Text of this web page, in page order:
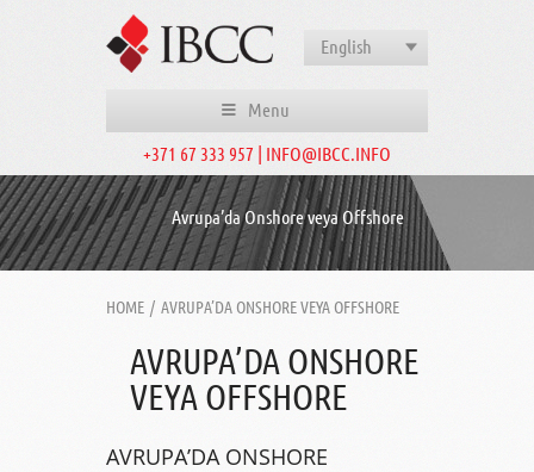
English
Menu
+371 67 333 957 | INFO@IBCC.INFO
Avrupa’da Onshore veya Offshore
HOME / AVRUPA’DA ONSHORE VEYA OFFSHORE
AVRUPA’DA ONSHORE
VEYA OFFSHORE
AVRUPA’DA ONSHORE